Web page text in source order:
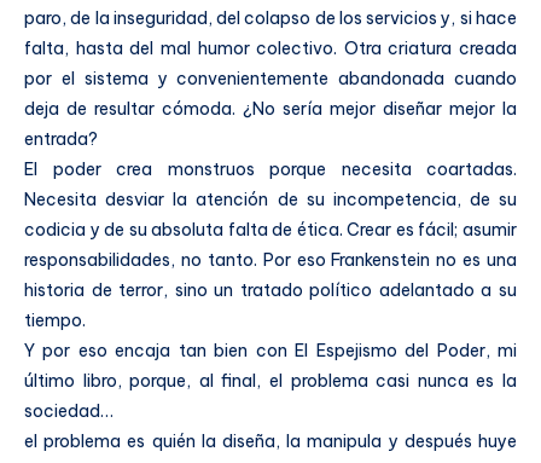
paro, de la inseguridad, del colapso de los servicios y, si hace
falta, hasta del mal humor colectivo. Otra criatura creada
por el sistema y convenientemente abandonada cuando
deja de resultar cómoda. ¿No sería mejor diseñar mejor la
entrada?
El poder crea monstruos porque necesita coartadas.
Necesita desviar la atención de su incompetencia, de su
codicia y de su absoluta falta de ética. Crear es fácil; asumir
responsabilidades, no tanto. Por eso Frankenstein no es una
historia de terror, sino un tratado político adelantado a su
tiempo.
Y por eso encaja tan bien con El Espejismo del Poder, mi
último libro, porque, al final, el problema casi nunca es la
sociedad…
el problema es quién la diseña, la manipula y después huye